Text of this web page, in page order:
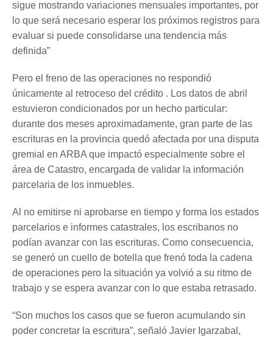
sigue mostrando variaciones mensuales importantes, por
lo que será necesario esperar los próximos registros para
evaluar si puede consolidarse una tendencia más
definida”
Pero el freno de las operaciones no respondió
únicamente al retroceso del crédito . Los datos de abril
estuvieron condicionados por un hecho particular:
durante dos meses aproximadamente, gran parte de las
escrituras en la provincia quedó afectada por una disputa
gremial en ARBA que impactó especialmente sobre el
área de Catastro, encargada de validar la información
parcelaria de los inmuebles.
Al no emitirse ni aprobarse en tiempo y forma los estados
parcelarios e informes catastrales, los escribanos no
podían avanzar con las escrituras. Como consecuencia,
se generó un cuello de botella que frenó toda la cadena
de operaciones pero la situación ya volvió a su ritmo de
trabajo y se espera avanzar con lo que estaba retrasado.
“Son muchos los casos que se fueron acumulando sin
poder concretar la escritura”, señaló Javier Igarzabal,